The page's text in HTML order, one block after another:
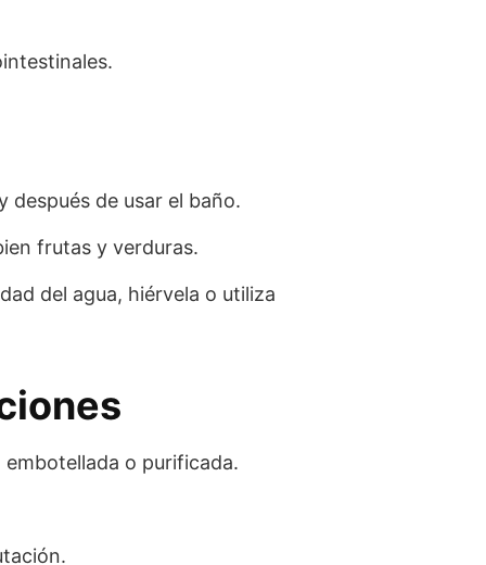
después de usar el baño.
frutas y verduras.
del agua, hiérvela o utiliza
o purificada.